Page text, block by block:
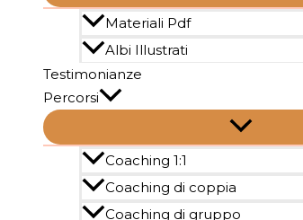
Materiali Pdf
Albi Illustrati
Testimonianze
Percorsi
Coaching 1:1
Coaching di coppia
Coaching di gruppo